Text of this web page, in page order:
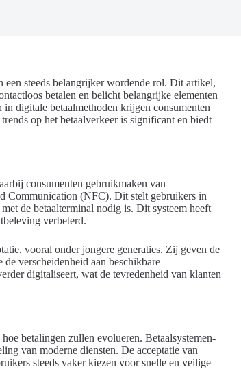
een steeds belangrijker wordende rol. Dit artikel,
betalen en belicht belangrijke elementen
digitale betaalmethoden krijgen consumenten
op het betaalverkeer is significant en biedt
consumenten gebruikmaken van
Communication (NFC). Dit stelt gebruikers in
de betaalterminal nodig is. Dit systeem heeft
verbeterd.
vooral onder jongere generaties. Zij geven de
verscheidenheid aan beschikbare
digitaliseert, wat de tevredenheid van klanten
betalingen zullen evolueren. Betaalsystemen-
van moderne diensten. De acceptatie van
steeds vaker kiezen voor snelle en veilige